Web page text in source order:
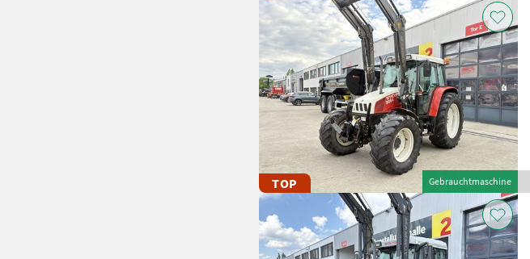
TOP Gebrauchtmaschine